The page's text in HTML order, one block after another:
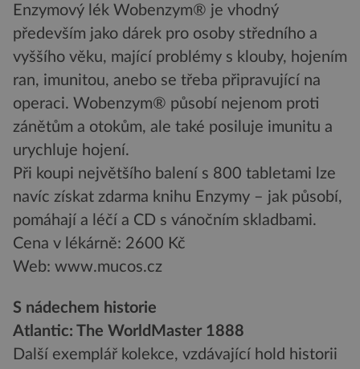
Enzymový lék Wobenzym® je vhodný
především jako dárek pro osoby středního a
vyššího věku, mající problémy s klouby, hojením
ran, imunitou, anebo se třeba připravující na
operaci. Wobenzym® působí nejenom proti
zánětům a otokům, ale také posiluje imunitu a
urychluje hojení.
Při koupi největšího balení s 800 tabletami lze
navíc získat zdarma knihu Enzymy – jak působí,
pomáhají a léčí a CD s vánočním skladbami.
Cena v lékárně: 2600 Kč
Web: www.mucos.cz
S nádechem historie
Atlantic: The WorldMaster 1888
Další exemplář kolekce, vzdávající hold historii